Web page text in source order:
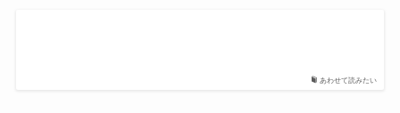
あわせて読みたい